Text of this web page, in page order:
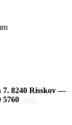
8240 Risskov —